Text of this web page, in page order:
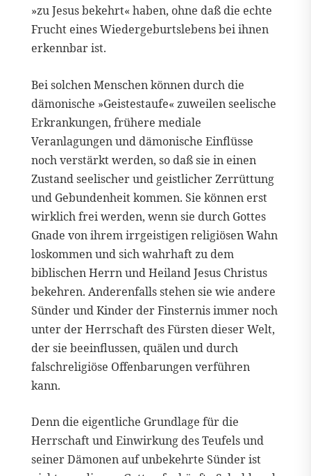
»zu Jesus bekehrt« haben, ohne daß die echte
Frucht eines Wiedergeburtslebens bei ihnen
erkennbar ist.
Bei solchen Menschen können durch die
dämonische »Geistestaufe« zuweilen seelische
Erkrankungen, frühere mediale
Veranlagungen und dämonische Einflüsse
noch verstärkt werden, so daß sie in einen
Zustand seelischer und geistlicher Zerrüttung
und Gebundenheit kommen. Sie können erst
wirklich frei werden, wenn sie durch Gottes
Gnade von ihrem irrgeistigen religiösen Wahn
loskommen und sich wahrhaft zu dem
biblischen Herrn und Heiland Jesus Christus
bekehren. Anderenfalls stehen sie wie andere
Sünder und Kinder der Finsternis immer noch
unter der Herrschaft des Fürsten dieser Welt,
der sie beeinflussen, quälen und durch
falschreligiöse Offenbarungen verführen
kann.
Denn die eigentliche Grundlage für die
Herrschaft und Einwirkung des Teufels und
seiner Dämonen auf unbekehrte Sünder ist